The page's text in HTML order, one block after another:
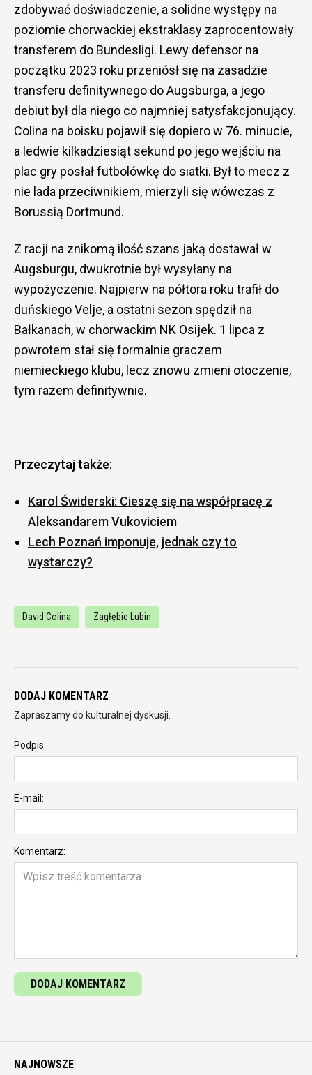
zdobywać doświadczenie, a solidne występy na
poziomie chorwackiej ekstraklasy zaprocentowały
transferem do Bundesligi. Lewy defensor na
początku 2023 roku przeniósł się na zasadzie
transferu definitywnego do Augsburga, a jego
debiut był dla niego co najmniej satysfakcjonujący.
Colina na boisku pojawił się dopiero w 76. minucie,
a ledwie kilkadziesiąt sekund po jego wejściu na
plac gry posłał futbolówkę do siatki. Był to mecz z
nie lada przeciwnikiem, mierzyli się wówczas z
Borussią Dortmund.
Z racji na znikomą ilość szans jaką dostawał w
Augsburgu, dwukrotnie był wysyłany na
wypożyczenie. Najpierw na półtora roku trafił do
duńskiego Velje, a ostatni sezon spędził na
Bałkanach, w chorwackim NK Osijek. 1 lipca z
powrotem stał się formalnie graczem
niemieckiego klubu, lecz znowu zmieni otoczenie,
tym razem definitywnie.
Przeczytaj także:
Karol Świderski: Cieszę się na współpracę z
Aleksandarem Vukoviciem
Lech Poznań imponuje, jednak czy to
wystarczy?
David Colina Zagłębie Lubin
DODAJ KOMENTARZ
Zapraszamy do kulturalnej dyskusji.
Podpis:
E-mail:
Komentarz:
DODAJ KOMENTARZ
NAJNOWSZE